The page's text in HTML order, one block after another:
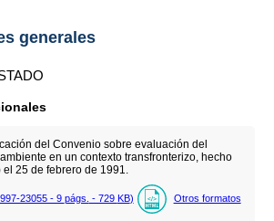
generales
del Convenio sobre evaluación del
en un contexto transfronterizo, hecho
25 de febrero de 1991.
23055 - 9 págs. - 729 KB) Otros formatos